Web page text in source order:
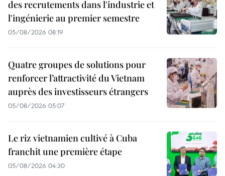
des recrutements dans l'industrie et
l'ingénierie au premier semestre
05/08/2026 08:19
Quatre groupes de solutions pour
renforcer l’attractivité du Vietnam
auprès des investisseurs étrangers
05/08/2026 05:07
Le riz vietnamien cultivé à Cuba
franchit une première étape
05/08/2026 04:30